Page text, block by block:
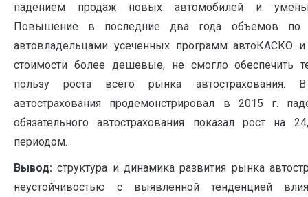
падением продаж новых автомобилей и
Повышение в последние два года объемов по
автовладельцами усеченных программ автоКАСКО
стоимости более дешевые, не смогло обеспечить
пользу роста всего рынка автострахования.
автострахования продемонстрировал в 2015 г.
обязательного автострахования показал рост
периодом.
Вывод: структура и динамика развития рынка
неустойчивостью с выявленной тенденцией